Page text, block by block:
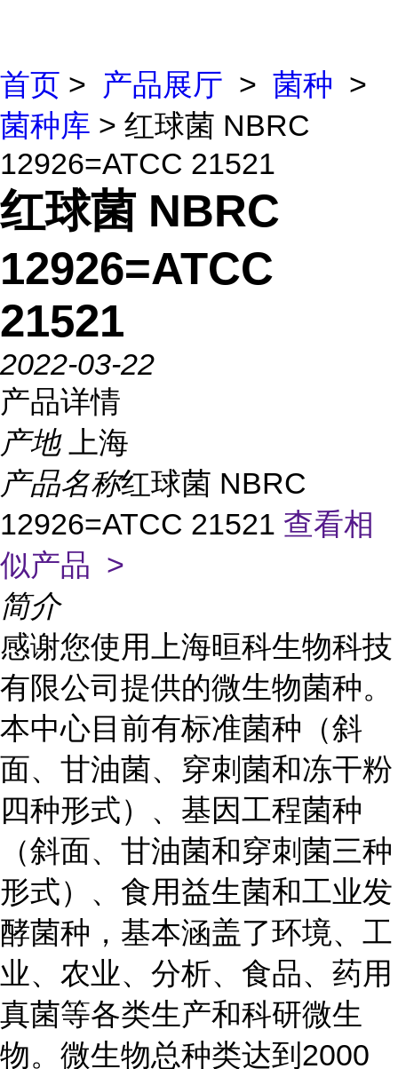
首页 > 产品展厅 > 菌种 >
菌种库 > 红球菌 NBRC
12926=ATCC 21521
红球菌 NBRC
12926=ATCC
21521
2022-03-22
产品详情
产地
上海
产品名称红球菌 NBRC
12926=ATCC 21521 查看相
似产品 >
简介
感谢您使用上海晅科生物科技
有限公司提供的微生物菌种。
本中心目前有标准菌种（斜
面、甘油菌、穿刺菌和冻干粉
四种形式）、基因工程菌种
（斜面、甘油菌和穿刺菌三种
形式）、食用益生菌和工业发
酵菌种，基本涵盖了环境、工
业、农业、分析、食品、药用
真菌等各类生产和科研微生
物。微生物总种类达到2000